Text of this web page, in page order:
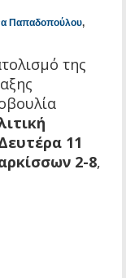
Παπαδοπούλου,
της
11
2-8,